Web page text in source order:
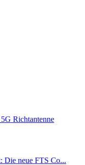
Richtantenne
Die neue FTS Co...